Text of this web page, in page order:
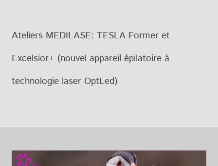
Ateliers MEDILASE: TESLA Former et
Excelsior+ (nouvel appareil épilatoire à
technologie laser OptLed)